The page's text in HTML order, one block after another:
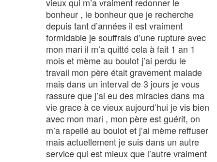
vieux qui m’a vraiment redonner le
bonheur , le bonheur que je recherche
depuis tant d’années il est vraiment
formidable je souffrais d’une rupture avec
mon mari il m’a quitté cela à fait 1 an 1
mois et mème au boulot j’ai perdu le
travail mon père était gravement malade
mais dans un interval de 3 jours je vous
rassure que j’ai eu des miracles dans ma
vie grace à ce vieux aujourd’hui je vis bien
avec mon mari , mon père est guérit, on
m’a rapellé au boulot et j’ai mème reffuser
mais actuellement je suis dans un autre
service qui est mieux que l’autre vraiment